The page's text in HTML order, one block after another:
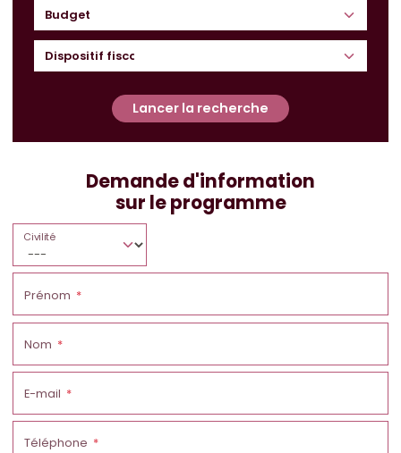
Budget
Lancer la recherche
Demande d'information
sur le programme
Civilité
Prénom
Nom
E-mail
Téléphone